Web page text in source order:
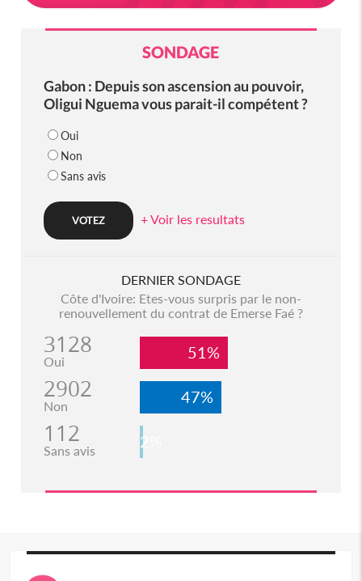
SONDAGE
Gabon : Depuis son ascension au pouvoir,
Oligui Nguema vous parait-il compétent ?
Oui
Non
Sans avis
+ Voir les resultats
DERNIER SONDAGE
Côte d'Ivoire: Etes-vous surpris par le non-
renouvellement du contrat de Emerse Faé ?
3128
Oui 51%
2902
Non 47%
112
Sans avis 2%